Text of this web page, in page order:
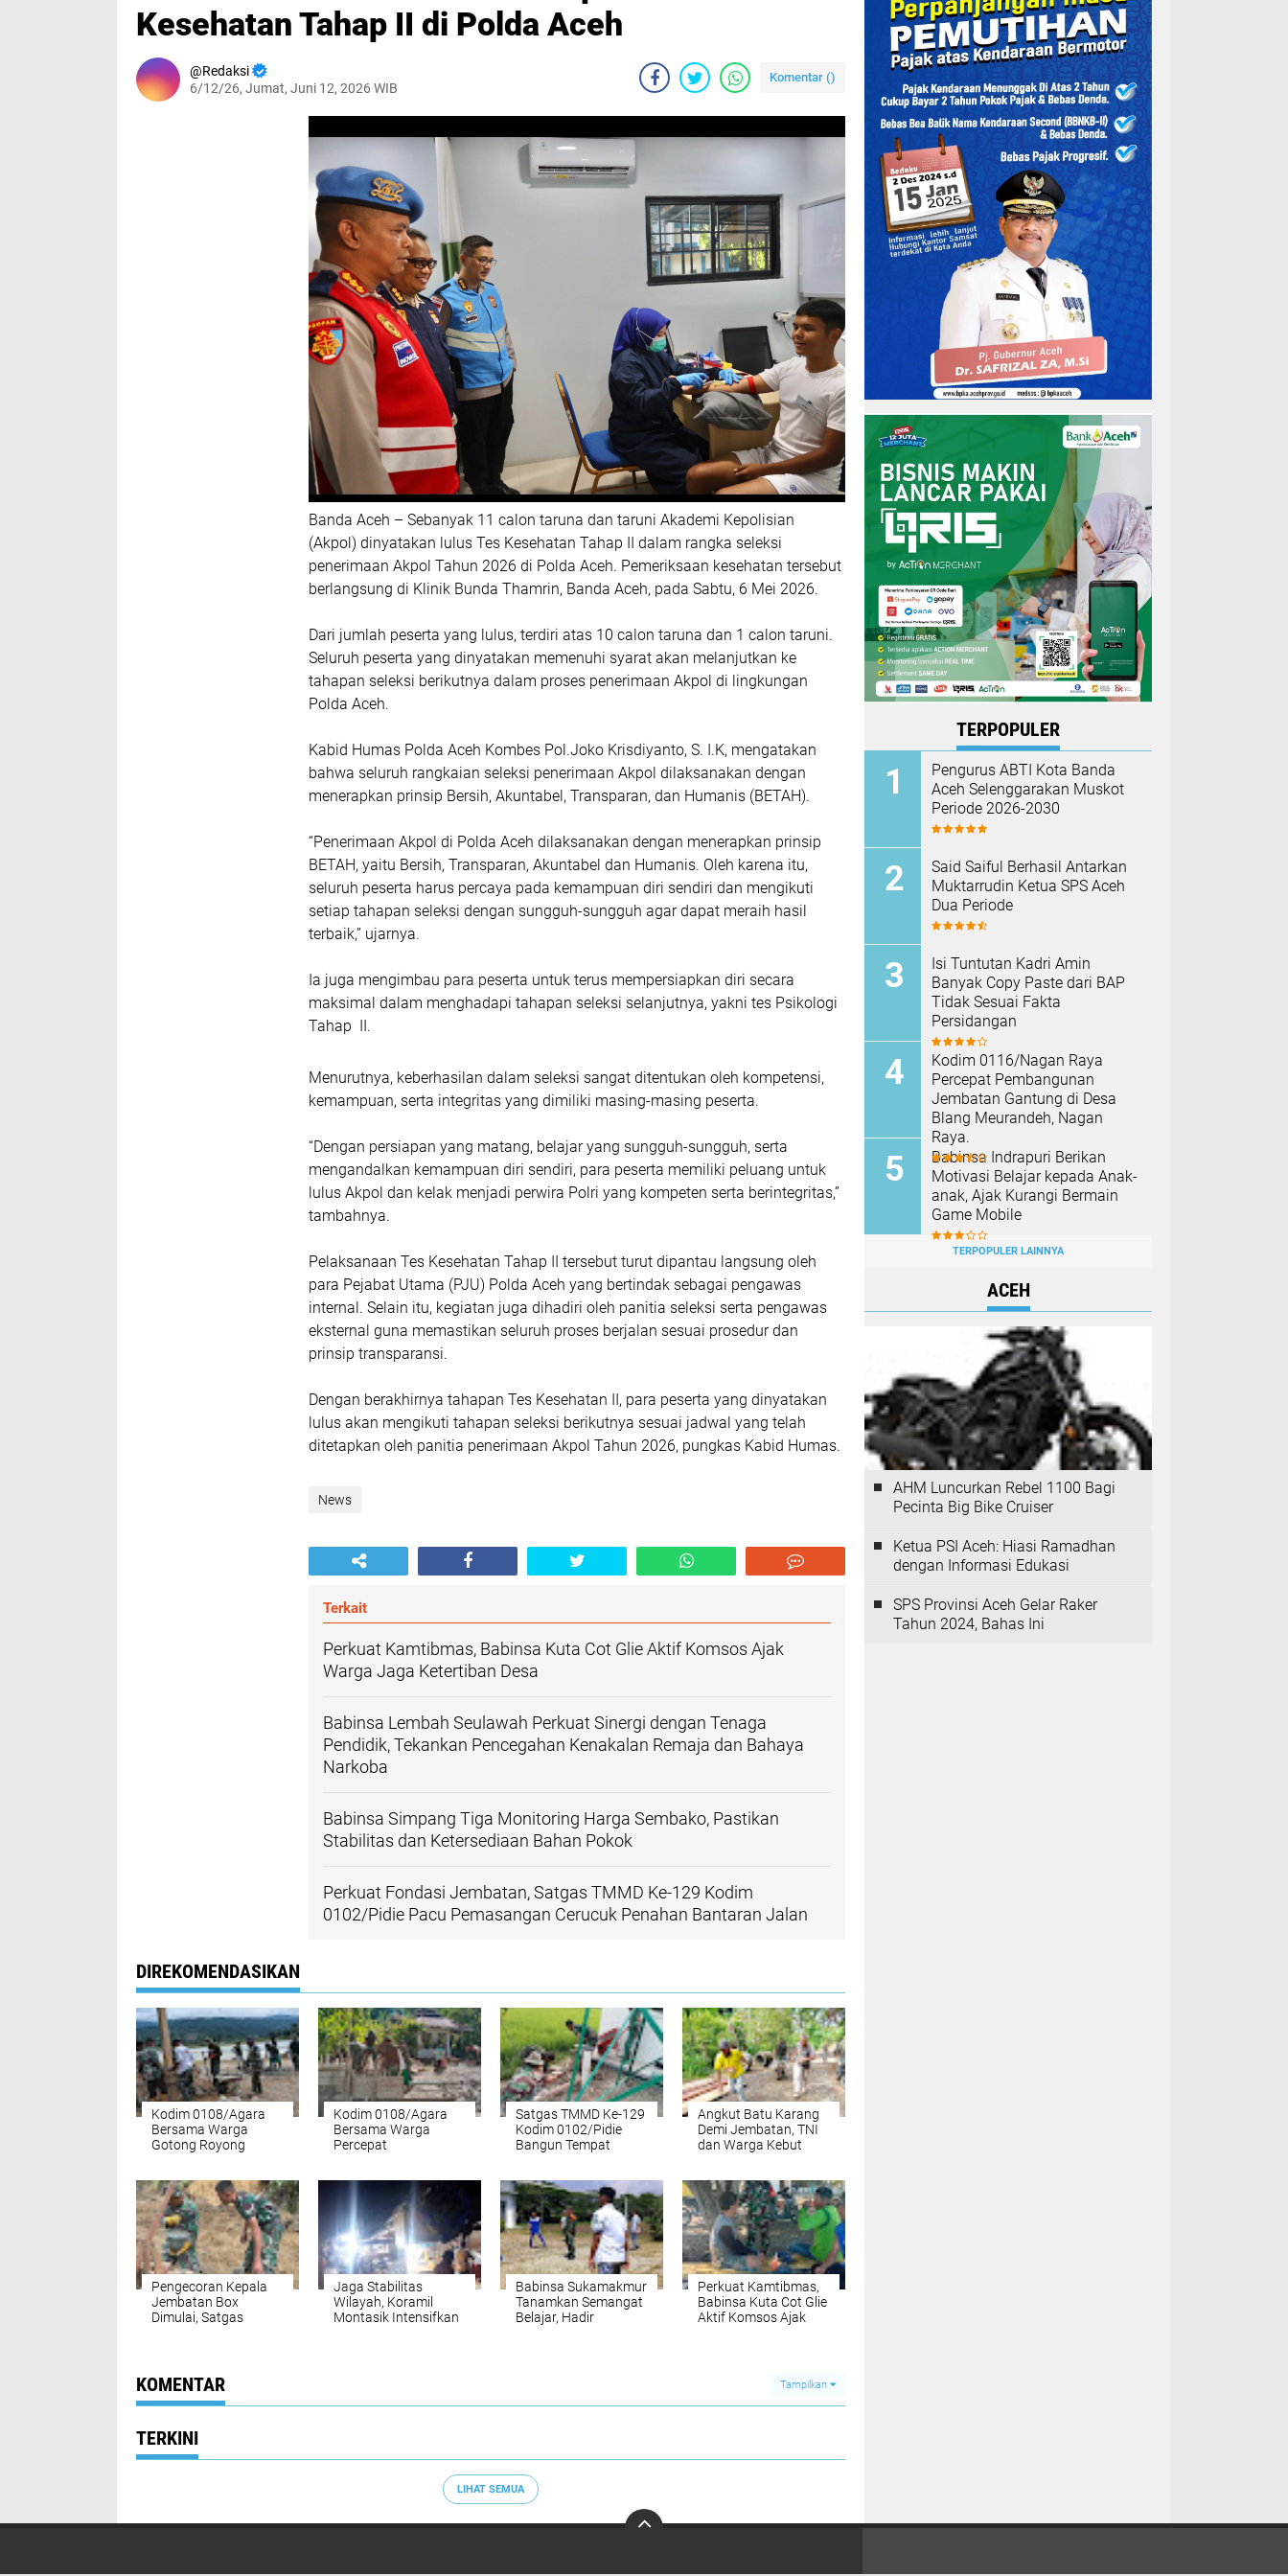
Kesehatan Tahap II di Polda Aceh
Redaksi
6/12/26, Jumat, Juni 12, 2026 WIB
Komentar ()
Banda Aceh – Sebanyak 11 calon taruna dan taruni Akademi Kepolisian
(Akpol) dinyatakan lulus Tes Kesehatan Tahap II dalam rangka seleksi
penerimaan Akpol Tahun 2026 di Polda Aceh. Pemeriksaan kesehatan tersebut
berlangsung di Klinik Bunda Thamrin, Banda Aceh, pada Sabtu, 6 Mei 2026.
Dari jumlah peserta yang lulus, terdiri atas 10 calon taruna dan 1 calon taruni.
Seluruh peserta yang dinyatakan memenuhi syarat akan melanjutkan ke
tahapan seleksi berikutnya dalam proses penerimaan Akpol di lingkungan
Polda Aceh.
Kabid Humas Polda Aceh Kombes Pol.Joko Krisdiyanto, S. I.K, mengatakan
bahwa seluruh rangkaian seleksi penerimaan Akpol dilaksanakan dengan
menerapkan prinsip Bersih, Akuntabel, Transparan, dan Humanis (BETAH).
“Penerimaan Akpol di Polda Aceh dilaksanakan dengan menerapkan prinsip
BETAH, yaitu Bersih, Transparan, Akuntabel dan Humanis. Oleh karena itu,
seluruh peserta harus percaya pada kemampuan diri sendiri dan mengikuti
setiap tahapan seleksi dengan sungguh-sungguh agar dapat meraih hasil
terbaik,” ujarnya.
Ia juga mengimbau para peserta untuk terus mempersiapkan diri secara
maksimal dalam menghadapi tahapan seleksi selanjutnya, yakni tes Psikologi
Tahap II.
Menurutnya, keberhasilan dalam seleksi sangat ditentukan oleh kompetensi,
kemampuan, serta integritas yang dimiliki masing-masing peserta.
“Dengan persiapan yang matang, belajar yang sungguh-sungguh, serta
mengandalkan kemampuan diri sendiri, para peserta memiliki peluang untuk
lulus Akpol dan kelak menjadi perwira Polri yang kompeten serta berintegritas,”
tambahnya.
Pelaksanaan Tes Kesehatan Tahap II tersebut turut dipantau langsung oleh
para Pejabat Utama (PJU) Polda Aceh yang bertindak sebagai pengawas
internal. Selain itu, kegiatan juga dihadiri oleh panitia seleksi serta pengawas
eksternal guna memastikan seluruh proses berjalan sesuai prosedur dan
prinsip transparansi.
Dengan berakhirnya tahapan Tes Kesehatan II, para peserta yang dinyatakan
lulus akan mengikuti tahapan seleksi berikutnya sesuai jadwal yang telah
ditetapkan oleh panitia penerimaan Akpol Tahun 2026, pungkas Kabid Humas.
News
Terkait
Perkuat Kamtibmas, Babinsa Kuta Cot Glie Aktif Komsos Ajak
Warga Jaga Ketertiban Desa
Babinsa Lembah Seulawah Perkuat Sinergi dengan Tenaga
Pendidik, Tekankan Pencegahan Kenakalan Remaja dan Bahaya
Narkoba
Babinsa Simpang Tiga Monitoring Harga Sembako, Pastikan
Stabilitas dan Ketersediaan Bahan Pokok
Perkuat Fondasi Jembatan, Satgas TMMD Ke-129 Kodim
0102/Pidie Pacu Pemasangan Cerucuk Penahan Bantaran Jalan
DIREKOMENDASIKAN
Kodim 0108/Agara
Bersama Warga
Gotong Royong
Jembatan Gantung di
Desa Gulo Aceh
Tenggara
Kodim 0108/Agara
Bersama Warga
Percepat
Gantung di Desa
Lawe Ger-Ger Aceh
Tenggara
Satgas TMMD Ke-129
Kodim 0102/Pidie
Bangun Tempat
Masjid Al Furqan
Angkut Batu Karang
Demi Jembatan, TNI
dan Warga Kebut
Selatan
Pengecoran Kepala
Jembatan Box
Dimulai, Satgas
Kemumu Seberang
Jaga Stabilitas
Wilayah, Koramil
Montasik Intensifkan
Babinsa Sukamakmur
Tanamkan Semangat
Belajar, Hadir
Perkuat Kamtibmas,
Babinsa Kuta Cot Glie
Aktif Komsos Ajak
KOMENTAR Tampilkan
TERKINI
LIHAT SEMUA
TERPOPULER
Pengurus ABTI Kota Banda
Aceh Selenggarakan Muskot
Periode 2026-2030
Said Saiful Berhasil Antarkan
Muktarrudin Ketua SPS Aceh
Dua Periode
Isi Tuntutan Kadri Amin
Banyak Copy Paste dari BAP
Tidak Sesuai Fakta
Persidangan
Kodim 0116/Nagan Raya
Percepat Pembangunan
Jembatan Gantung di Desa
Blang Meurandeh, Nagan
Raya.
Babinsa Indrapuri Berikan
Motivasi Belajar kepada Anak-
anak, Ajak Kurangi Bermain
Game Mobile
TERPOPULER LAINNYA
ACEH
AHM Luncurkan Rebel 1100 Bagi
Pecinta Big Bike Cruiser
Ketua PSI Aceh: Hiasi Ramadhan
dengan Informasi Edukasi
SPS Provinsi Aceh Gelar Raker
Tahun 2024, Bahas Ini